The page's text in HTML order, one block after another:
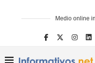
Medio online